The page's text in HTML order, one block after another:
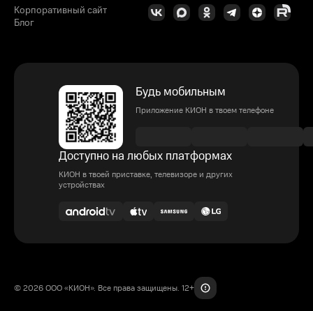
Корпоративный сайт
Блог
Будь мобильным
Приложение КИОН в твоем телефоне
Доступно на любых платформах
КИОН в твоей приставке, телевизоре и других
устройствах
© 2026 ООО «КИОН». Все права защищены. 12+